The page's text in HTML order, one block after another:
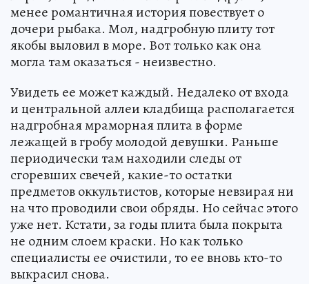
менее романтичная история повествует о
дочери рыбака. Мол, надгробную плиту тот
якобы выловил в море. Вот только как она
могла там оказаться - неизвестно.
Увидеть ее может каждый. Недалеко от входа
и центральной аллеи кладбища располагается
надгробная мраморная плита в форме
лежащей в гробу молодой девушки. Раньше
периодически там находили следы от
сгоревших свечей, какие-то остатки
предметов оккультистов, которые невзирая ни
на что проводили свои обряды. Но сейчас этого
уже нет. Кстати, за годы плита была покрыта
не одним слоем краски. Но как только
специалисты ее очистили, то ее вновь кто-то
выкрасил снова.